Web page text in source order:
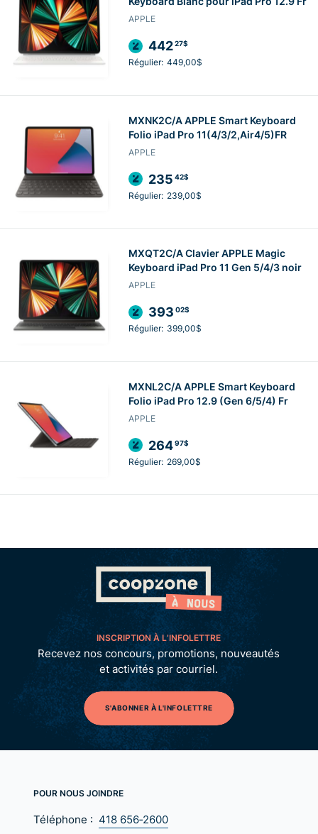
APPLE
44227$
Régulier: 449,00$
MXNK2C/A APPLE Smart Keyboard
Folio iPad Pro 11(4/3/2,Air4/5)FR
APPLE
235 42$
Régulier: 239,00$
MXQT2C/A Clavier APPLE Magic
Keyboard iPad Pro 11 Gen 5/4/3 noir
APPLE
393 02$
Régulier: 399,00$
MXNL2C/A APPLE Smart Keyboard
Folio iPad Pro 12.9 (Gen 6/5/4) Fr
APPLE
26497$
Régulier: 269,00$
INSCRIPTION À L’INFOLETTRE
Recevez nos concours, promotions, nouveautés
et activités par courriel.
S'ABONNER À L'INFOLETTRE
POUR NOUS JOINDRE
Téléphone : 418 656‑2600